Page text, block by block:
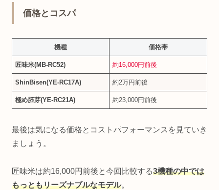
価格とコスパ
機種 価格帯
匠味米(MB‑RC52) 約16,000円前後
ShinBisen(YE‑RC17A) 約2万円前後
極め胚芽(YE‑RC21A) 約23,000円前後
最後は気になる価格とコストパフォーマンスを見ていき
ましょう。
匠味米は約16,000円前後と今回比較する3機種の中では
もっともリーズナブルなモデル。